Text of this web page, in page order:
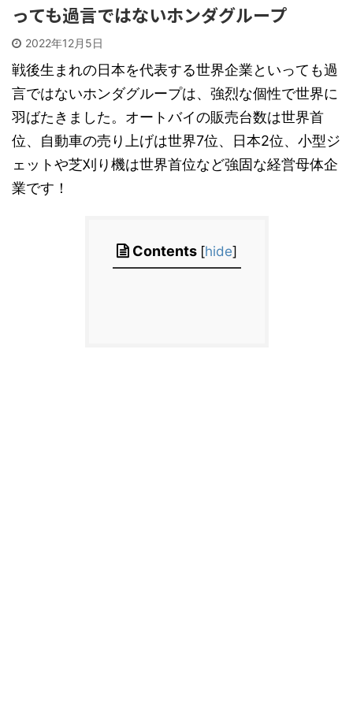
っても過言ではないホンダグループ
2022年12月5日
戦後生まれの日本を代表する世界企業といっても過
言ではないホンダグループは、強烈な個性で世界に
羽ばたきました。オートバイの販売台数は世界首
位、自動車の売り上げは世界7位、日本2位、小型ジ
ェットや芝刈り機は世界首位など強固な経営母体企
業です！
Contents [hide]